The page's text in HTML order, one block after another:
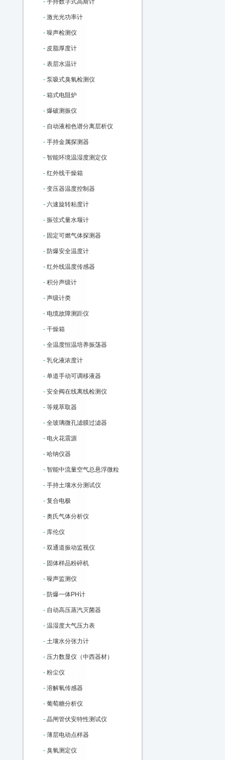
- 手持数字式高斯计
- 激光光功率计
- 噪声检测仪
- 皮脂厚度计
- 表层水温计
- 泵吸式臭氧检测仪
- 箱式电阻炉
- 爆破测振仪
- 自动液相色谱分离层析仪
- 手持金属探测器
- 智能环境温湿度测定仪
- 红外线干燥箱
- 变压器温度控制器
- 六速旋转粘度计
- 振弦式量水堰计
- 固定可燃气体探测器
- 防爆安全温度计
- 红外线温度传感器
- 积分声级计
- 声级计类
- 电缆故障测距仪
- 干燥箱
- 全温度恒温培养振荡器
- 乳化液浓度计
- 单道手动可调移液器
- 安全阀在线离线检测仪
- 等规萃取器
- 全玻璃微孔滤膜过滤器
- 电火花震源
- 哈纳仪器
- 智能中流量空气总悬浮微粒
- 手持土壤水分测试仪
- 复合电极
- 奥氏气体分析仪
- 库伦仪
- 双通道振动监视仪
- 固体样品粉碎机
- 噪声监测仪
- 防爆一体PH计
- 自动高压蒸汽灭菌器
- 温湿度大气压力表
- 土壤水分张力计
- 压力数显仪（中西器材）
- 粉尘仪
- 溶解氧传感器
- 葡萄糖分析仪
- 晶闸管伏安特性测试仪
- 薄层电动点样器
- 臭氧测定仪